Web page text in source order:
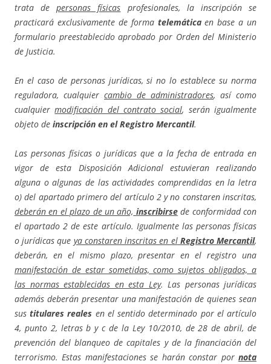
trata depersonas físicas profesionales, la inscripción se
practicará exclusivamente de forma telemáticaen base a un
formulario preestablecido aprobado por Orden del Ministerio
de Justicia.
En el caso de personas jurídicas, si no lo establece su norma
reguladora, cualquier cambio de administradores, así como
cualquiermodificación del contrato social, serán igualmente
objeto de inscripción en el Registro Mercantil.
Las personas físicas o jurídicas que a la fecha de entrada en
vigor de esta Disposición Adicional estuvieran realizando
alguna o algunas de las actividades comprendidas en la letra
o) del apartado primero del artículo 2 y no constaren inscritas,
deberán en el plazo de un año, inscribirsede conformidad con
el apartado 2 de este artículo. Igualmente las personas físicas
o jurídicas que ya constaren inscritas en elRegistro Mercantil,
deberán, en el mismo plazo, presentar en el registro una
manifestación de estar sometidas, como sujetos obligados, a
las normas establecidas en esta Ley. Las personas jurídicas
además deberán presentar una manifestación de quienes sean
sustitulares reales en el sentido determinado por el artículo
4, punto 2, letras b y c de la Ley 10/2010, de 28 de abril, de
prevención del blanqueo de capitales y de la financiación del
terrorismo. Estas manifestaciones se harán constar por nota